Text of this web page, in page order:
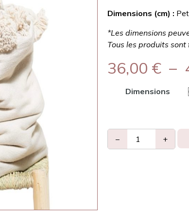
Dimensions (cm) :
*Les dimensions
Tous les produits sont
36,00 € –
Dimensions
− +